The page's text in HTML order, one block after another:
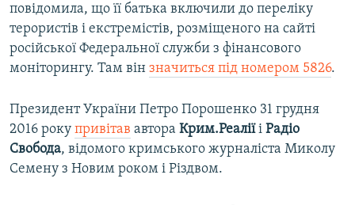
повідомила, що її батька включили до переліку
терористів і екстремістів, розміщеного на сайті
російської Федеральної служби з фінансового
моніторингу. Там він значиться під номером 5826.
Президент України Петро Порошенко 31 грудня
2016 року привітав автора Крим.Реаліїі Радіо
Свобода, відомого кримського журналіста Миколу
Семену з Новим роком і Різдвом.